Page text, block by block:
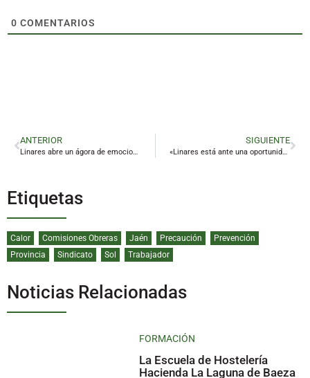
0 COMENTARIOS
ANTERIOR
Linares abre un ágora de emociones con Jusepe Cruz y ‘Las cosas extraordinarias’
SIGUIENTE
«Linares está ante una oportunidad histórica para transformar su futuro a través de la universidad»
Etiquetas
Calor Comisiones Obreras Jaén Precaución
Prevención
Provincia
Sindicato Sol Trabajador
Noticias Relacionadas
FORMACIÓN
La Escuela de Hostelería
Hacienda La Laguna de Baeza